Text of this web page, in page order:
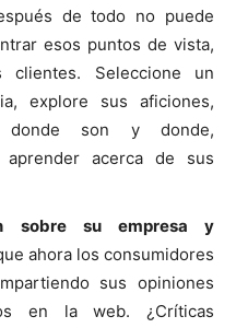
de todo no puede
esos puntos de vista,
Seleccione un
explore sus aficiones,
donde son y donde,
aprender acerca de sus
sobre su empresa y
ahora los consumidores
sus opiniones
en la web. ¿Críticas